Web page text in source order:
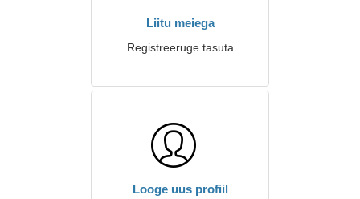
Liitu meiega
Registreeruge tasuta
Looge uus profiil